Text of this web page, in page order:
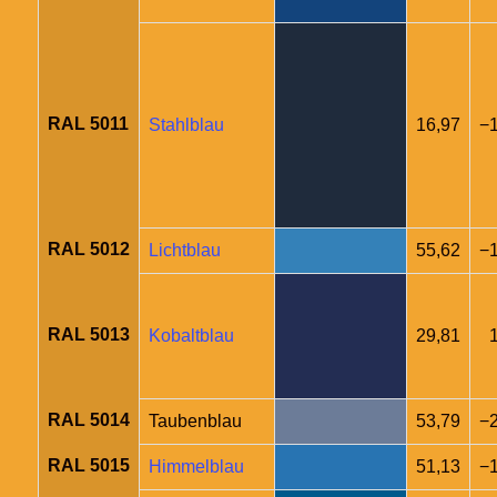
RAL 5011 Stahlblau 16,97
RAL 5012 Lichtblau 55,62
RAL 5013 Kobaltblau 29,81
RAL 5014 Taubenblau 53,79
RAL 5015 Himmelblau 51,13